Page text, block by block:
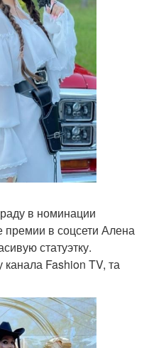
в номинации
в соцсети Алена
статуэтку.
Fashion TV, та